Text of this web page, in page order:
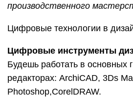
производственного
Цифровые технологии в
Цифровые инструменты
Будешь работать в основных
редакторах: ArchiCAD, 3Ds
Photoshop,CorelDRAW.